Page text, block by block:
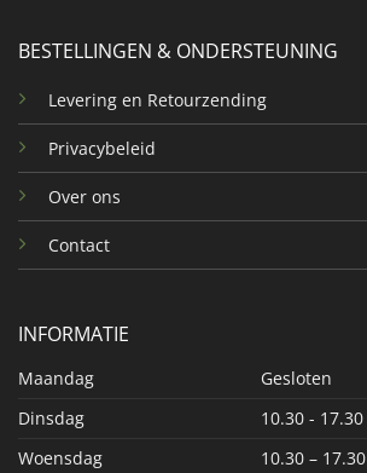
BESTELLINGEN & ONDERSTEUNING
Levering en Retourzending
Privacybeleid
Over ons
Contact
INFORMATIE
Maandag
Gesloten
Dinsdag
10.30 - 17.30
Woensdag
10.30 – 17.30